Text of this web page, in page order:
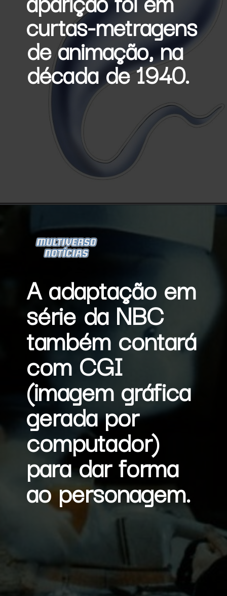
curtas-metragens
de animação, na
década de 1940.
A adaptação em
série da NBC
também contará
com CGI
(imagem gráfica
gerada por
computador)
para dar forma
ao personagem.